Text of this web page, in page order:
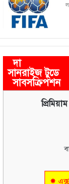
দা
সানরাইজ টুডে
সাবসক্রিপশন
✸